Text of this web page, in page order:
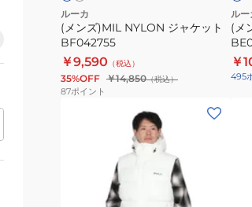
ルーカ
(メンズ)MIL NYLON ジャケット
BF042755
￥9,590 （税込）
35%OFF ￥14,850（税込）
87ポイント
ルー
(メ
￥
495